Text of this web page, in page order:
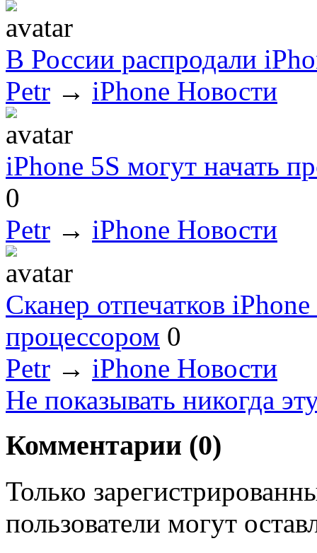
В России распродали
Petr → iPhone Новости
iPhone 5S могут начать
0
Petr → iPhone Новости
Сканер отпечатков
процессором 0
Petr → iPhone Новости
Не показывать никогда
Комментарии (0)
Только
пользователи могут